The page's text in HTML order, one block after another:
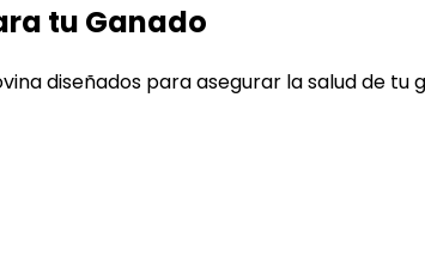
tu Ganado
diseñados para asegurar la salud de